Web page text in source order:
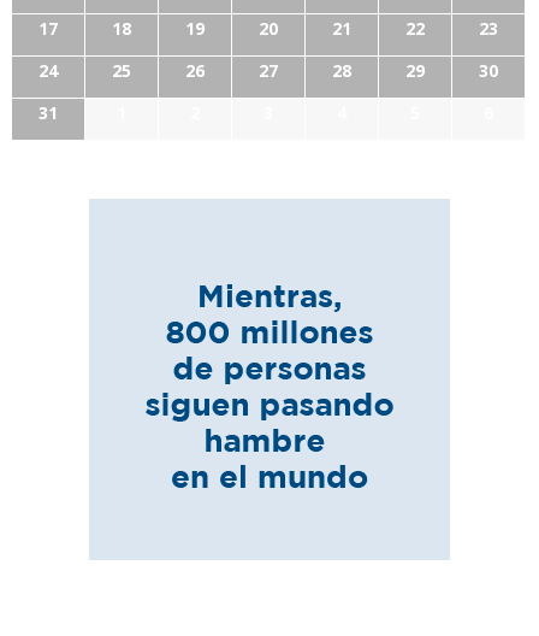
17
18 19 20 21 22
23
24
25 26 27 28 29
30
31